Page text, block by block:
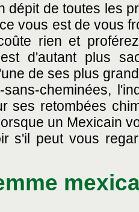
dépit de toutes les
vous est de vous
rien et
est d'autant plus
l'une de ses plus
sans-cheminées,
ses retombées
un Mexicain
s'il peut vous